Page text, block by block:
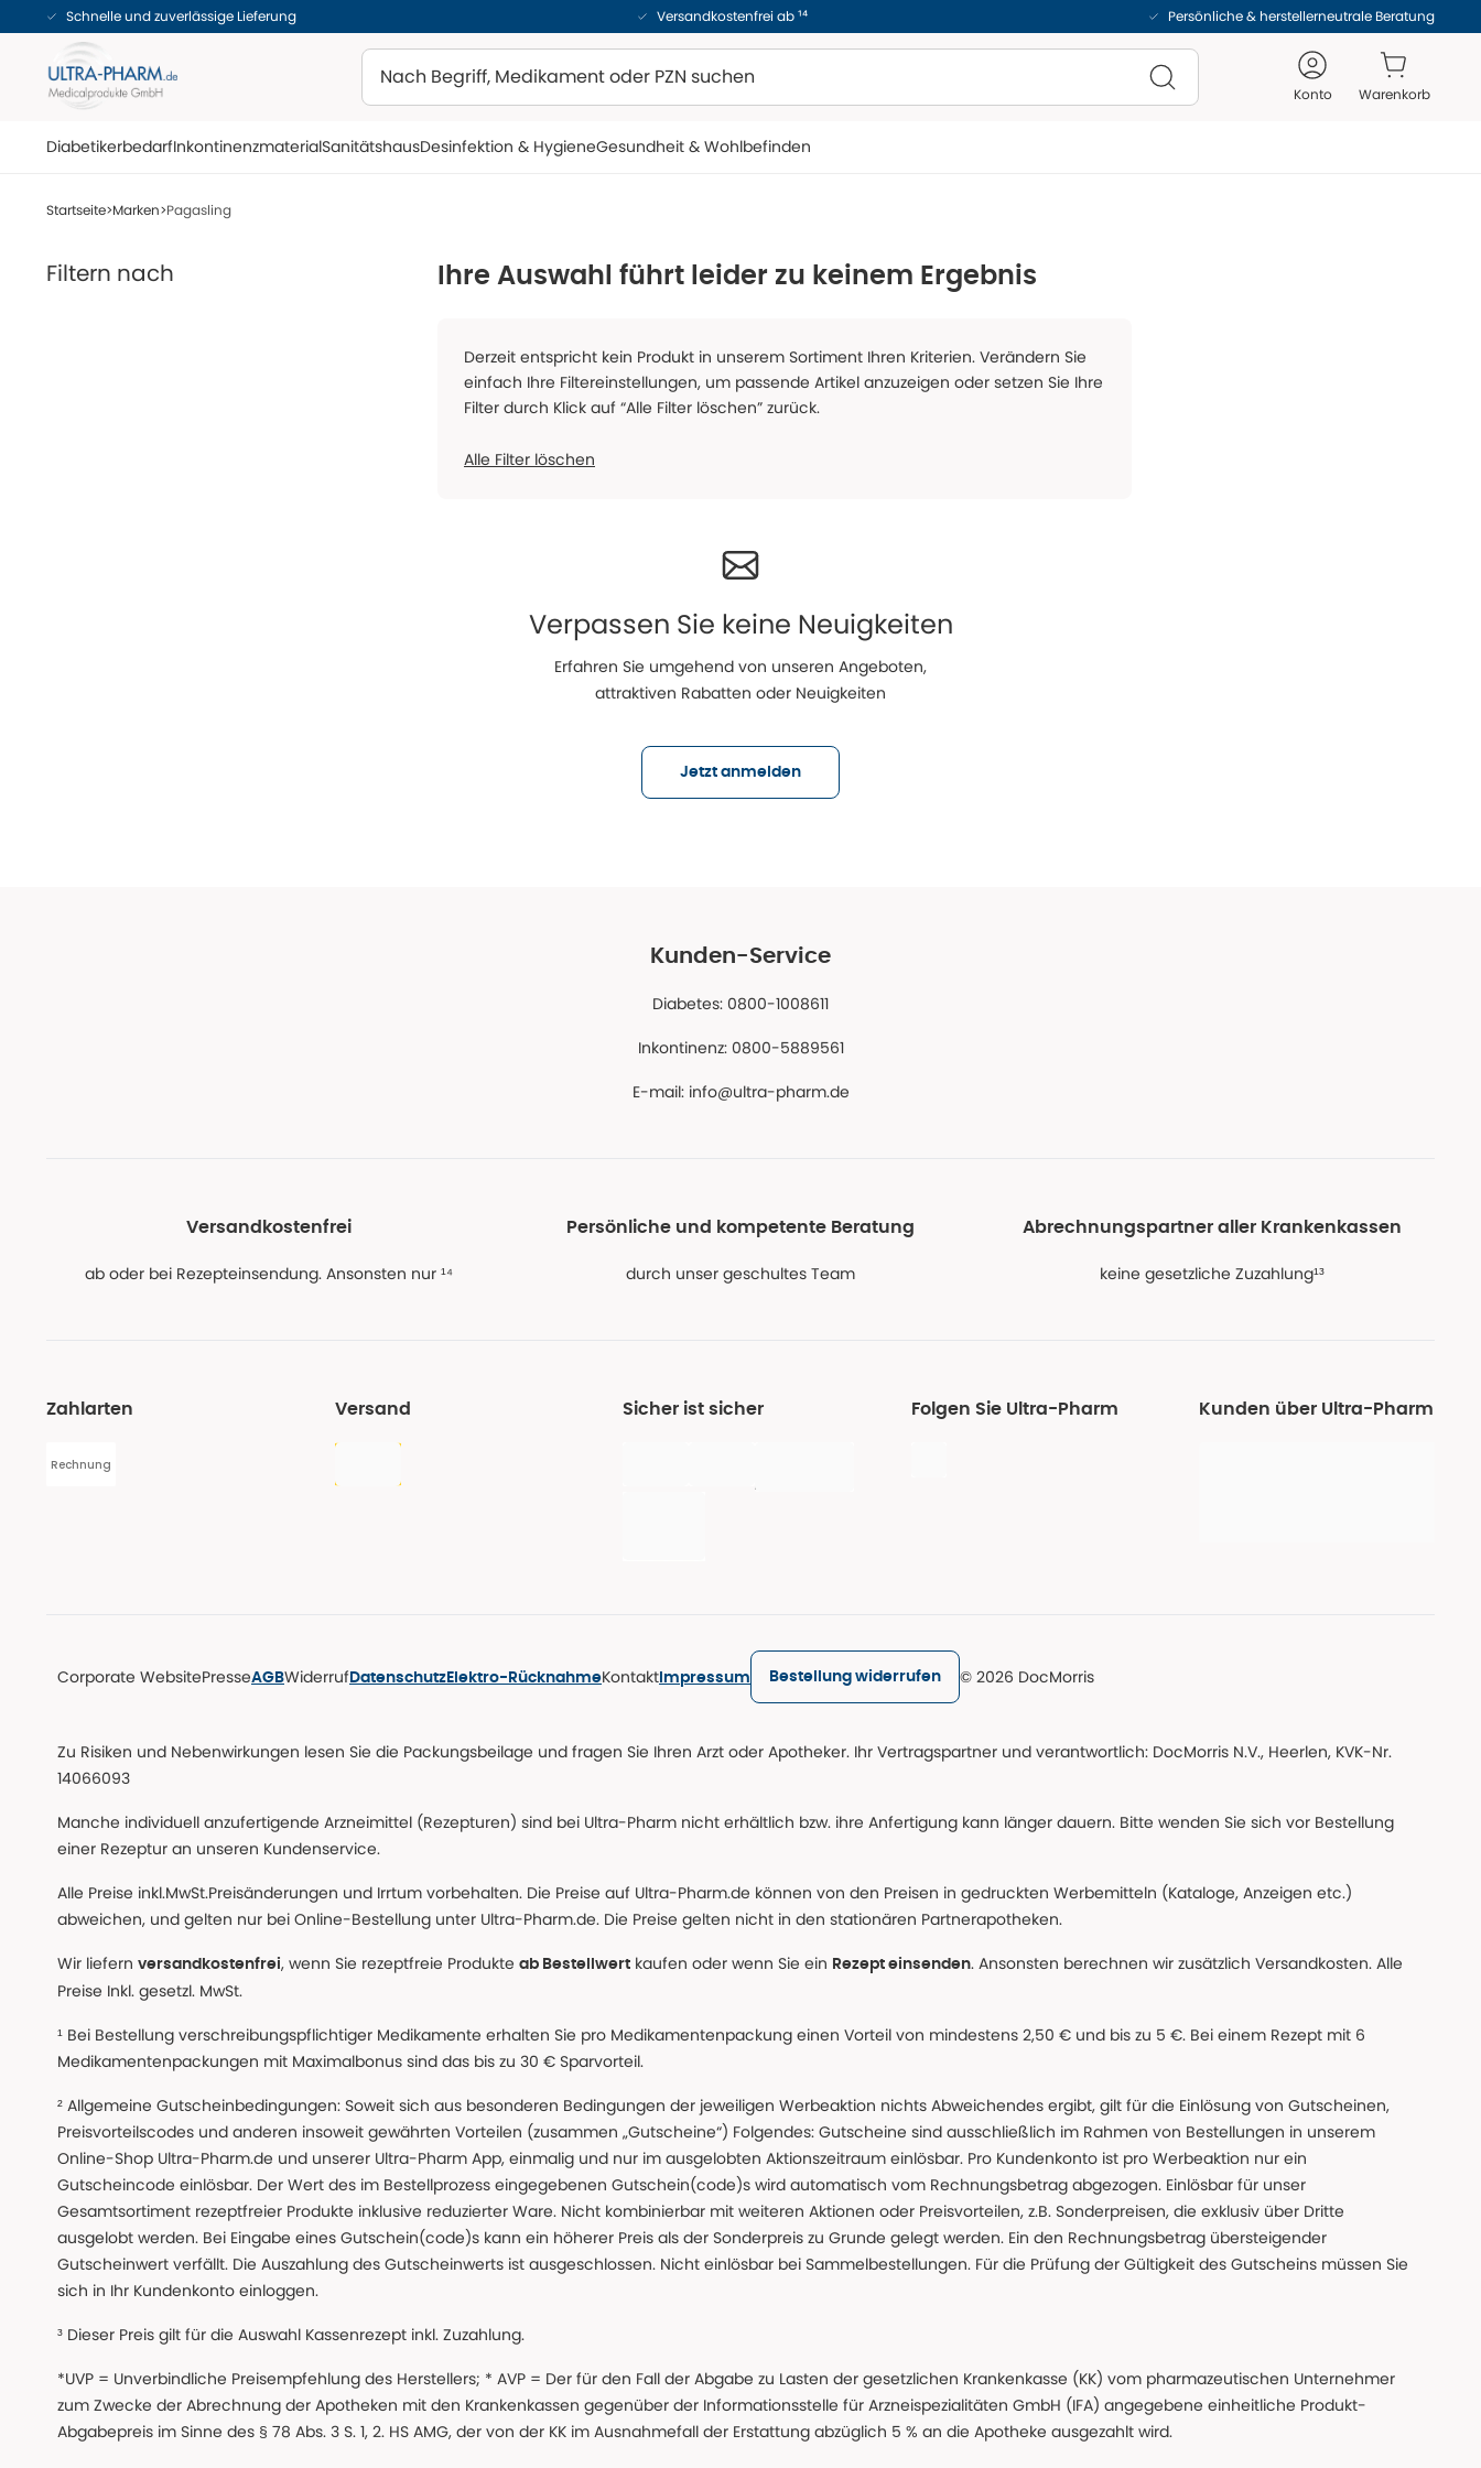
Schnelle und zuverlässige Lieferung Versandkostenfrei ab ¹⁴ Persönliche & herstellerneutrale Beratung
Konto Warenkorb
DiabetikerbedarfInkontinenzmaterialSanitätshausDesinfektion & HygieneGesundheit & Wohlbefinden
Startseite Marken Pagasling
Filtern nach Ihre Auswahl führt leider zu keinem Ergebnis
Derzeit entspricht kein Produkt in unserem Sortiment Ihren Kriterien. Verändern Sie
einfach Ihre Filtereinstellungen, um passende Artikel anzuzeigen oder setzen Sie Ihre
Filter durch Klick auf “Alle Filter löschen” zurück.
Alle Filter löschen
Verpassen Sie keine Neuigkeiten
Erfahren Sie umgehend von unseren Angeboten,
attraktiven Rabatten oder Neuigkeiten
Jetzt anmelden
Kunden-Service
Diabetes: 0800-1008611
Inkontinenz: 0800-5889561
E-mail: info@ultra-pharm.de
Versandkostenfrei
ab oder bei Rezepteinsendung. Ansonsten nur ¹⁴
Persönliche und kompetente Beratung
durch unser geschultes Team
Abrechnungspartner aller Krankenkassen
keine gesetzliche Zuzahlung¹³
Zahlarten
Rechnung
Versand Sicher ist sicher Folgen Sie Ultra-Pharm Kunden über Ultra-Pharm
Corporate WebsitePresseAGBWiderruf Datenschutz Elektro-RücknahmeKontakt Impressum Bestellung widerrufen © 2026 DocMorris
Zu Risiken und Nebenwirkungen lesen Sie die Packungsbeilage und fragen Sie Ihren Arzt oder Apotheker. Ihr Vertragspartner und verantwortlich: DocMorris N.V., Heerlen, KVK-Nr.
14066093
Manche individuell anzufertigende Arzneimittel (Rezepturen) sind bei Ultra-Pharm nicht erhältlich bzw. ihre Anfertigung kann länger dauern. Bitte wenden Sie sich vor Bestellung
einer Rezeptur an unseren Kundenservice.
Alle Preise inkl.MwSt.Preisänderungen und Irrtum vorbehalten. Die Preise auf Ultra-Pharm.de können von den Preisen in gedruckten Werbemitteln (Kataloge, Anzeigen etc.)
abweichen, und gelten nur bei Online-Bestellung unter Ultra-Pharm.de. Die Preise gelten nicht in den stationären Partnerapotheken.
Wir liefern versandkostenfrei, wenn Sie rezeptfreie Produkte ab Bestellwert kaufen oder wenn Sie ein Rezept einsenden. Ansonsten berechnen wir zusätzlich Versandkosten. Alle
Preise Inkl. gesetzl. MwSt.
¹ Bei Bestellung verschreibungspflichtiger Medikamente erhalten Sie pro Medikamentenpackung einen Vorteil von mindestens 2,50 € und bis zu 5 €. Bei einem Rezept mit 6
Medikamentenpackungen mit Maximalbonus sind das bis zu 30 € Sparvorteil.
² Allgemeine Gutscheinbedingungen: Soweit sich aus besonderen Bedingungen der jeweiligen Werbeaktion nichts Abweichendes ergibt, gilt für die Einlösung von Gutscheinen,
Preisvorteilscodes und anderen insoweit gewährten Vorteilen (zusammen „Gutscheine“) Folgendes: Gutscheine sind ausschließlich im Rahmen von Bestellungen in unserem
Online-Shop Ultra-Pharm.de und unserer Ultra-Pharm App, einmalig und nur im ausgelobten Aktionszeitraum einlösbar. Pro Kundenkonto ist pro Werbeaktion nur ein
Gutscheincode einlösbar. Der Wert des im Bestellprozess eingegebenen Gutschein(code)s wird automatisch vom Rechnungsbetrag abgezogen. Einlösbar für unser
Gesamtsortiment rezeptfreier Produkte inklusive reduzierter Ware. Nicht kombinierbar mit weiteren Aktionen oder Preisvorteilen, z.B. Sonderpreisen, die exklusiv über Dritte
ausgelobt werden. Bei Eingabe eines Gutschein(code)s kann ein höherer Preis als der Sonderpreis zu Grunde gelegt werden. Ein den Rechnungsbetrag übersteigender
Gutscheinwert verfällt. Die Auszahlung des Gutscheinwerts ist ausgeschlossen. Nicht einlösbar bei Sammelbestellungen. Für die Prüfung der Gültigkeit des Gutscheins müssen Sie
sich in Ihr Kundenkonto einloggen.
³ Dieser Preis gilt für die Auswahl Kassenrezept inkl. Zuzahlung.
*UVP = Unverbindliche Preisempfehlung des Herstellers; * AVP = Der für den Fall der Abgabe zu Lasten der gesetzlichen Krankenkasse (KK) vom pharmazeutischen Unternehmer
zum Zwecke der Abrechnung der Apotheken mit den Krankenkassen gegenüber der Informationsstelle für Arzneispezialitäten GmbH (IFA) angegebene einheitliche Produkt-
Abgabepreis im Sinne des § 78 Abs. 3 S. 1, 2. HS AMG, der von der KK im Ausnahmefall der Erstattung abzüglich 5 % an die Apotheke ausgezahlt wird.